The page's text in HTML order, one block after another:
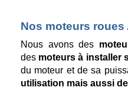
Nos moteurs roues
Nous avons des
des moteurs à installer
du moteur et de sa
utilisation mais aussi